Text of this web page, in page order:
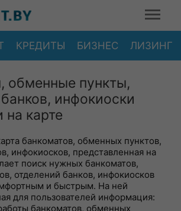
КРЕДИТЫ БИЗНЕС ЛИЗИНГ
обменные пункты,
инфокиоски
карте
банкоматов, обменных пунктов,
инфокиосков, представленная на
поиск нужных банкоматов,
отделений банков, инфокиосков
и быстрым. На ней
для пользователей информация:
банкоматов, обменных